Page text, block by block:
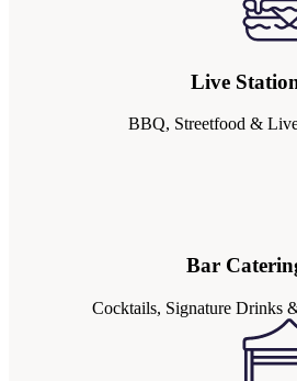
Live
BBQ, Streetfood &
Bar
Cocktails, Signature Drinks